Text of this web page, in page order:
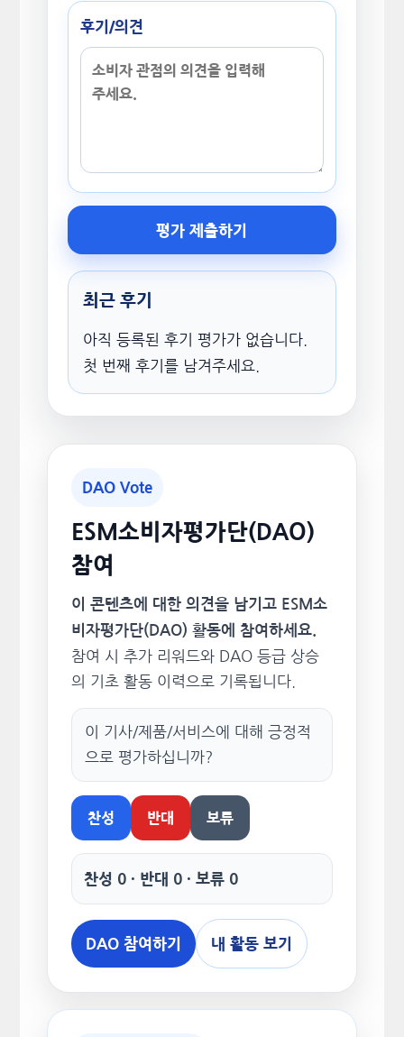
후기/의견
평가 제출하기
최근 후기
아직 등록된 후기 평가가 없습니다.
첫 번째 후기를 남겨주세요.
DAO Vote
ESM소비자평가단(DAO)
참여
이 콘텐츠에 대한 의견을 남기고 ESM소
비자평가단(DAO) 활동에 참여하세요.
참여 시 추가 리워드와 DAO 등급 상승
의 기초 활동 이력으로 기록됩니다.
이 기사/제품/서비스에 대해 긍정적
으로 평가하십니까?
찬성 반대 보류
찬성 0 · 반대 0 · 보류 0
DAO 참여하기 내 활동 보기